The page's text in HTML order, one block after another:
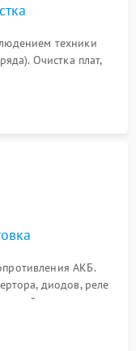
техники
Очистка плат,
и замыканий.
АКБ.
диодов, реле
поиск вздутых
плате.